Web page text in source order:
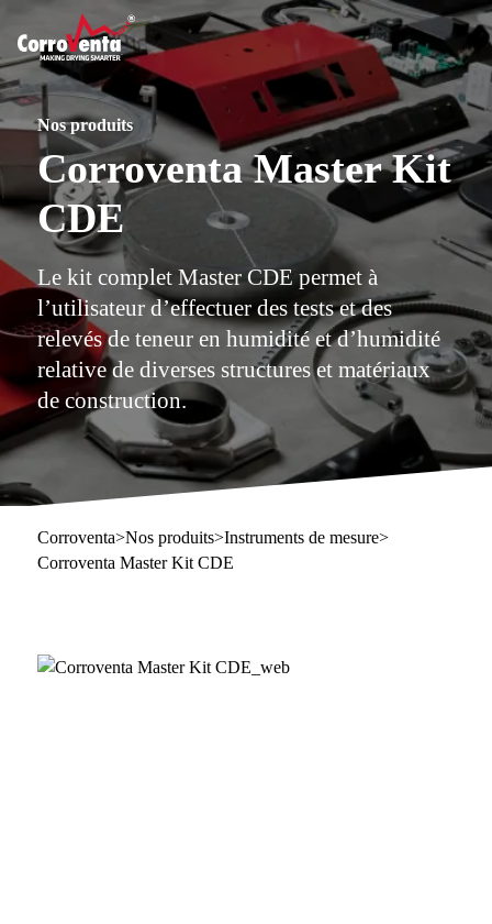
Nos produits
Corroventa Master Kit
CDE
Le kit complet Master CDE permet à
l’utilisateur d’effectuer des tests et des
relevés de teneur en humidité et d’humidité
relative de diverses structures et matériaux
de construction.
Corroventa>Nos produits>Instruments de mesure>
Corroventa Master Kit CDE